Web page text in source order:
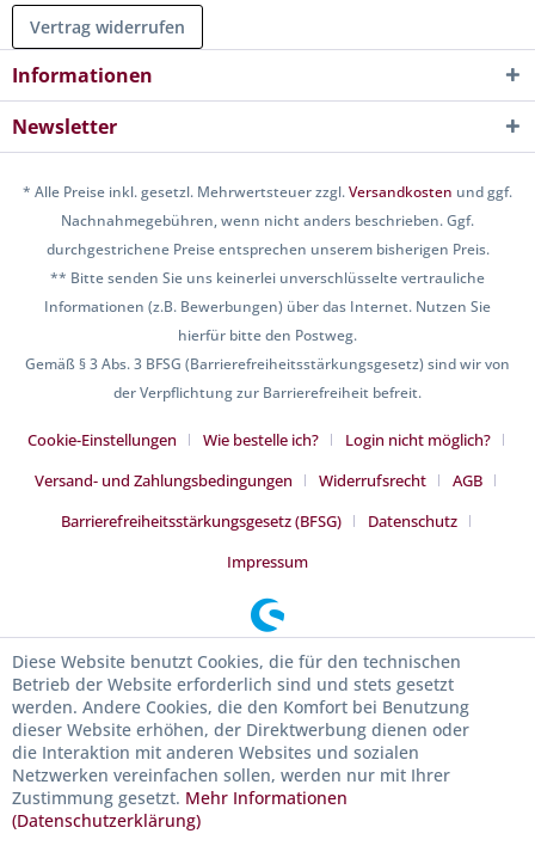
Vertrag widerrufen
Informationen
Newsletter
* Alle Preise inkl. gesetzl. Mehrwertsteuer zzgl.Versandkosten und ggf.
Nachnahmegebühren, wenn nicht anders beschrieben. Ggf.
durchgestrichene Preise entsprechen unserem bisherigen Preis.
** Bitte senden Sie uns keinerlei unverschlüsselte vertrauliche
Informationen (z.B. Bewerbungen) über das Internet. Nutzen Sie
hierfür bitte den Postweg.
Gemäß § 3 Abs. 3 BFSG (Barrierefreiheitsstärkungsgesetz) sind wir von
der Verpflichtung zur Barrierefreiheit befreit.
Cookie-Einstellungen Wie bestelle ich?
Login nicht möglich?
Versand- und Zahlungsbedingungen
Widerrufsrecht
AGB
Barrierefreiheitsstärkungsgesetz (BFSG)
Datenschutz
Impressum
Diese Website benutzt Cookies, die für den technischen
Betrieb der Website erforderlich sind und stets gesetzt
werden. Andere Cookies, die den Komfort bei Benutzung
dieser Website erhöhen, der Direktwerbung dienen oder
die Interaktion mit anderen Websites und sozialen
Netzwerken vereinfachen sollen, werden nur mit Ihrer
Zustimmung gesetzt. Mehr Informationen
(Datenschutzerklärung)